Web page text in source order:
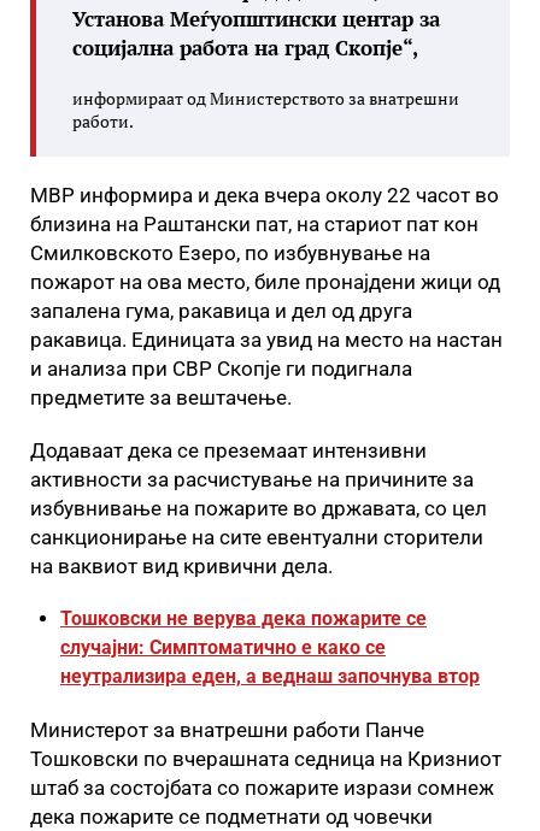
Установа Меѓуопштински центар за
социјална работа на град Скопје“,
информираат од Министерството за внатрешни
работи.
МВР информира и дека вчера околу 22 часот во
близина на Раштански пат, на стариот пат кон
Смилковското Езеро, по избувнување на
пожарот на ова место, биле пронајдени жици од
запалена гума, ракавица и дел од друга
ракавица. Единицата за увид на место на настан
и анализа при СВР Скопје ги подигнала
предметите за вештачење.
Додаваат дека се преземаат интензивни
активности за расчистување на причините за
избувнивање на пожарите во државата, со цел
санкционирање на сите евентуални сторители
на ваквиот вид кривични дела.
Тошковски не верува дека пожарите се
случајни: Симптоматично е како се
неутрализира еден, а веднаш започнува втор
Министерот за внатрешни работи Панче
Тошковски по вчерашната седница на Кризниот
штаб за состојбата со пожарите изрази сомнеж
дека пожарите се подметнати од човечки